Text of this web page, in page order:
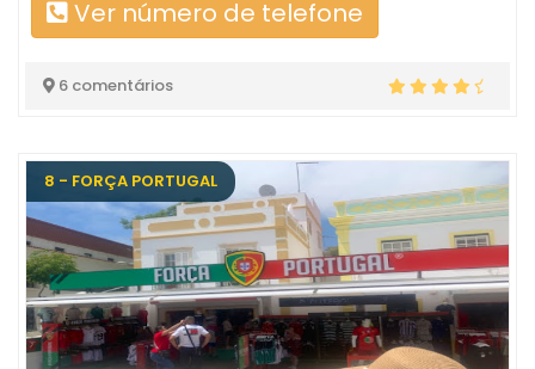
Ver número de telefone
6 comentários
8 - FORÇA PORTUGAL